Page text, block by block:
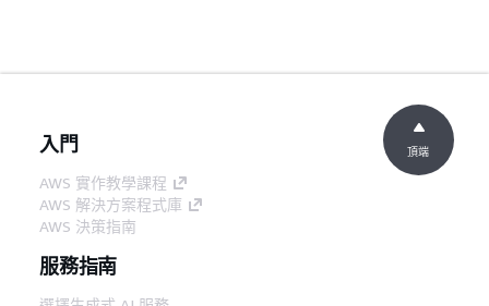
入門
AWS 實作教學課程
AWS 解決方案程式庫
AWS 決策指南
服務指南
頂端